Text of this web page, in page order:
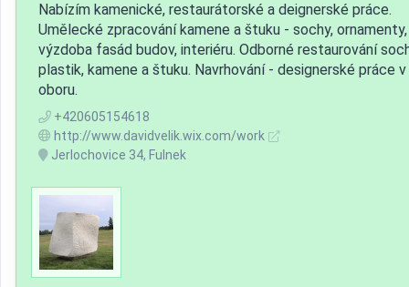
Nabízím kamenické, restaurátorské a deignerské práce.
Umělecké zpracování kamene a štuku - sochy, ornamenty,
výzdoba fasád budov, interiéru. Odborné restaurování
plastik, kamene a štuku. Navrhování - designerské práce v
oboru.
+420605154618
http://www.davidvelik.wix.com/work
Jerlochovice 34, Fulnek